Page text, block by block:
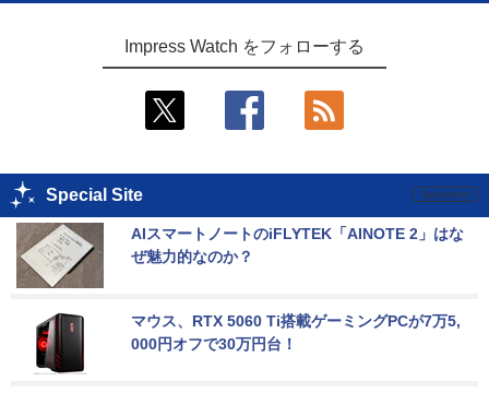
Impress Watch をフォローする
Special Site
AIスマートノートのiFLYTEK「AINOTE 2」はな
ぜ魅力的なのか？
マウス、RTX 5060 Ti搭載ゲーミングPCが7万5,
000円オフで30万円台！